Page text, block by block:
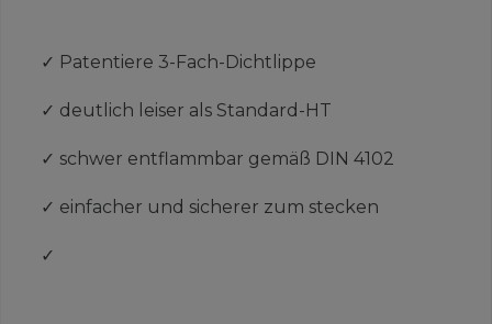
✓ Patentiere 3-Fach-Dichtlippe
✓ deutlich leiser als Standard-HT
✓ schwer entflammbar gemäß DIN 4102
✓ einfacher und sicherer zum stecken
✓